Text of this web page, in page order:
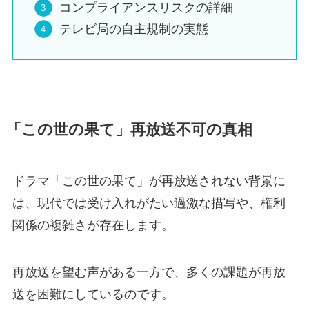
コンプライアンスリスクの詳細
テレビ局の自主規制の実態
「この世の果て」再放送不可の真相
ドラマ「この世の果て」が再放送されない背景に
は、現代では受け入れがたい過激な描写や、権利
関係の複雑さが存在します。
再放送を望む声がある一方で、多くの課題が再放
送を困難にしているのです。